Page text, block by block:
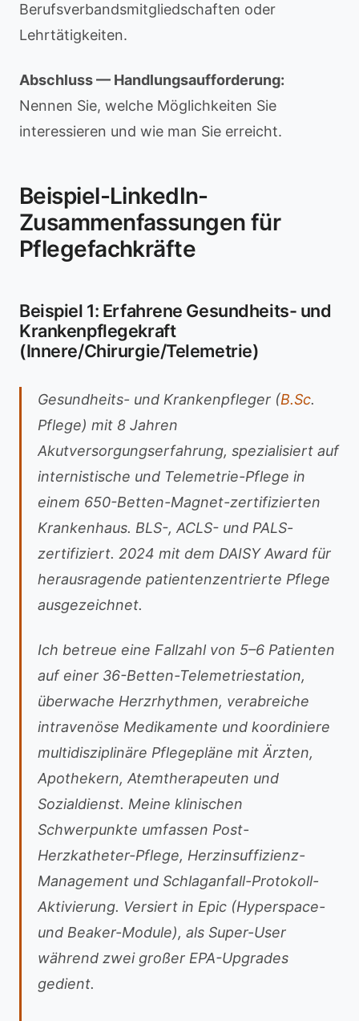
Berufsverbandsmitgliedschaften oder
Lehrtätigkeiten.
Abschluss — Handlungsaufforderung:
Nennen Sie, welche Möglichkeiten Sie
interessieren und wie man Sie erreicht.
Beispiel-LinkedIn-
Zusammenfassungen für
Pflegefachkräfte
Beispiel 1: Erfahrene Gesundheits- und
Krankenpflegekraft
(Innere/Chirurgie/Telemetrie)
Gesundheits- und Krankenpfleger (B.Sc.
Pflege) mit 8 Jahren
Akutversorgungserfahrung, spezialisiert auf
internistische und Telemetrie-Pflege in
einem 650-Betten-Magnet-zertifizierten
Krankenhaus. BLS-, ACLS- und PALS-
zertifiziert. 2024 mit dem DAISY Award für
herausragende patientenzentrierte Pflege
ausgezeichnet.
Ich betreue eine Fallzahl von 5–6 Patienten
auf einer 36-Betten-Telemetriestation,
überwache Herzrhythmen, verabreiche
intravenöse Medikamente und koordiniere
multidisziplinäre Pflegepläne mit Ärzten,
Apothekern, Atemtherapeuten und
Sozialdienst. Meine klinischen
Schwerpunkte umfassen Post-
Herzkatheter-Pflege, Herzinsuffizienz-
Management und Schlaganfall-Protokoll-
Aktivierung. Versiert in Epic (Hyperspace-
und Beaker-Module), als Super-User
während zwei großer EPA-Upgrades
gedient.